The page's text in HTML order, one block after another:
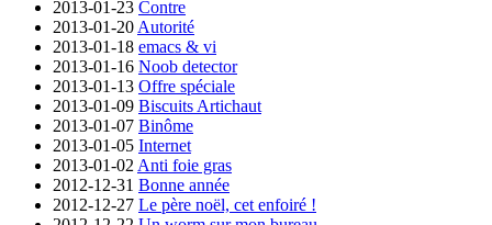
2013-01-23 Contre
2013-01-20 Autorité
2013-01-18 emacs & vi
2013-01-16 Noob detector
2013-01-13 Offre spéciale
2013-01-09 Biscuits Artichaut
2013-01-07 Binôme
2013-01-05 Internet
2013-01-02 Anti foie gras
2012-12-31 Bonne année
2012-12-27 Le père noël, cet enfoiré !